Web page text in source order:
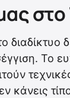
Το
κάνεις